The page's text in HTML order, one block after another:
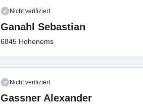
Nicht verifiziert
Ganahl Sebastian
6845 Hohenems
Nicht verifiziert
Gassner Alexander